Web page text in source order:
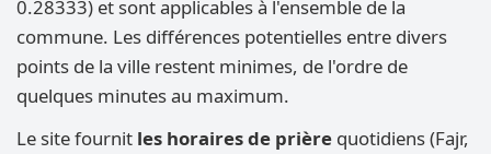
0.28333) et sont applicables à l'ensemble de la
commune. Les différences potentielles entre divers
points de la ville restent minimes, de l'ordre de
quelques minutes au maximum.
Le site fournit les horaires de prière quotidiens (Fajr,